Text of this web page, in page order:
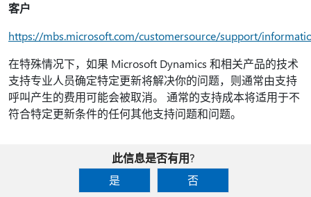
客户
https://mbs.microsoft.com/customersource/support/
在特殊情况下，如果 Microsoft Dynamics 和相关产品的技术
支持专业人员确定特定更新将解决你的问题，则通常由支持
呼叫产生的费用可能会被取消。 通常的支持成本将适用于不
符合特定更新条件的任何其他支持问题和问题。
此信息是否有用?
是
否